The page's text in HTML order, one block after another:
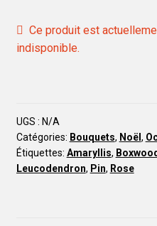
Ce produit est
indisponible.
UGS : N/A
Catégories: Bouquets, Noël ,
Étiquettes: Amaryllis, Boxwood
Leucodendron, Pin, Rose